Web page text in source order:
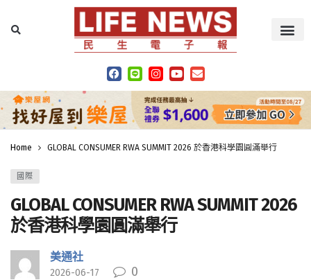
Home GLOBAL CONSUMER RWA SUMMIT 2026 於香港科學園圓滿舉行
國際
GLOBAL CONSUMER RWA SUMMIT 2026
於香港科學園圓滿舉行
美通社
2026-06-17 0